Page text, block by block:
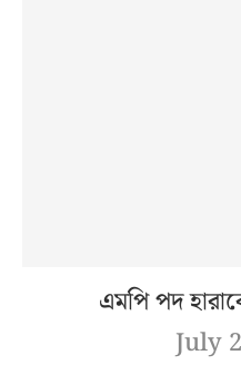
এমপি পদ
July